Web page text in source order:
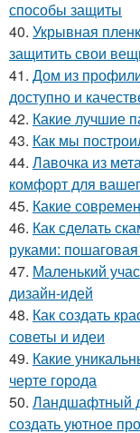
способы защиты
40. Укрывная
защитить свои
41. Дом из
доступно и
42. Какие лучшие
43. Как мы
44. Лавочка из
комфорт для
45. Какие
46. Как сделать
руками:
47. Маленький
дизайн-идей
48. Как создать
советы и идеи
49. Какие
черте города
50. Ландшафтный
создать уютное